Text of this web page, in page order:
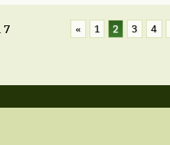
7 « 1 2 3 4